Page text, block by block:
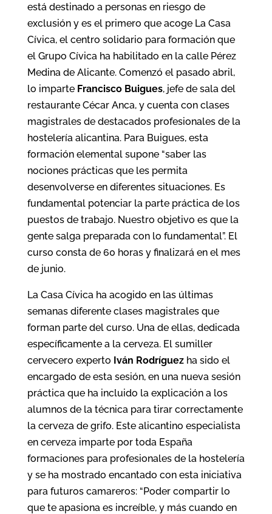
está destinado a personas en riesgo de
exclusión y es el primero que acoge La Casa
Cívica, el centro solidario para formación que
el Grupo Cívica ha habilitado en la calle Pérez
Medina de Alicante. Comenzó el pasado abril,
lo imparte Francisco Buigues, jefe de sala del
restaurante Cécar Anca, y cuenta con clases
magistrales de destacados profesionales de la
hostelería alicantina. Para Buigues, esta
formación elemental supone “saber las
nociones prácticas que les permita
desenvolverse en diferentes situaciones. Es
fundamental potenciar la parte práctica de los
puestos de trabajo. Nuestro objetivo es que la
gente salga preparada con lo fundamental”. El
curso consta de 60 horas y finalizará en el mes
de junio.
La Casa Cívica ha acogido en las últimas
semanas diferente clases magistrales que
forman parte del curso. Una de ellas, dedicada
específicamente a la cerveza. El sumiller
cervecero experto Iván Rodríguezha sido el
encargado de esta sesión, en una nueva sesión
práctica que ha incluido la explicación a los
alumnos de la técnica para tirar correctamente
la cerveza de grifo. Este alicantino especialista
en cerveza imparte por toda España
formaciones para profesionales de la hostelería
y se ha mostrado encantado con esta iniciativa
para futuros camareros: “Poder compartir lo
que te apasiona es increíble, y más cuando en